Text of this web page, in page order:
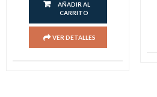
AÑADIR AL
CARRITO
VER DETALLES